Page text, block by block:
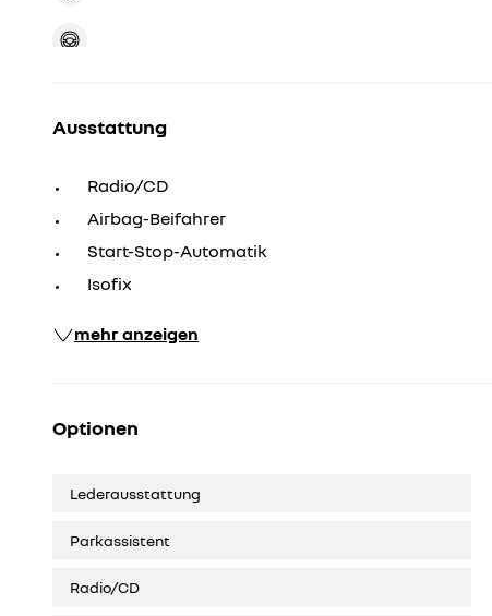
Ausstattung
Radio/CD
Airbag-Beifahrer
Start-Stop-Automatik
Isofix
mehr anzeigen
Optionen
Lederausstattung
Parkassistent
Radio/CD